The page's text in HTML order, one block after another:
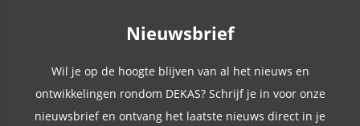
Nieuwsbrief
Wil je op de hoogte blijven van al het nieuws en
ontwikkelingen rondom DEKAS? Schrijf je in voor onze
nieuwsbrief en ontvang het laatste nieuws direct in je